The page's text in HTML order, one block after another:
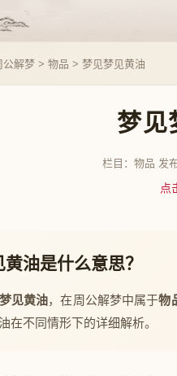
公解梦 > 物品 > 梦见梦见黄油
梦见
栏目： 物品 发
点
油是什么意思？
见黄油，在周公解梦中属于物
在不同情形下的详细解析。